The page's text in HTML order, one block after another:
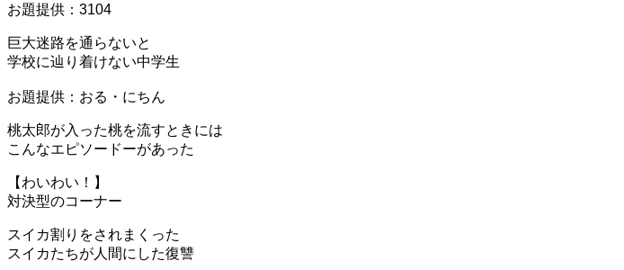
お題提供：3104
巨大迷路を通らないと
学校に辿り着けない中学生
お題提供：おる・にちん
桃太郎が入った桃を流すときには
こんなエピソードーがあった
【わいわい！】
対決型のコーナー
スイカ割りをされまくった
スイカたちが人間にした復讐